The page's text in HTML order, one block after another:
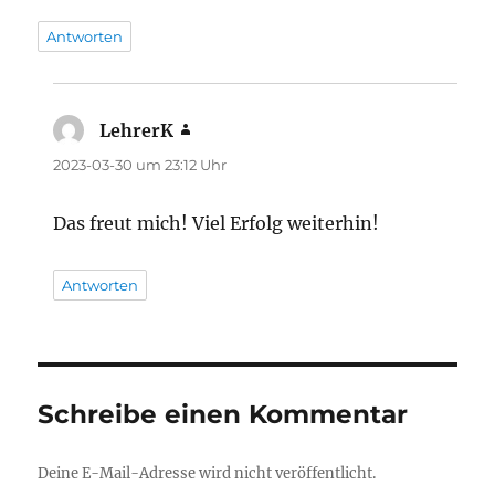
Antworten
LehrerK
2023-03-30 um 23:12 Uhr
Das freut mich! Viel Erfolg weiterhin!
Antworten
Schreibe einen Kommentar
Deine E-Mail-Adresse wird nicht veröffentlicht.